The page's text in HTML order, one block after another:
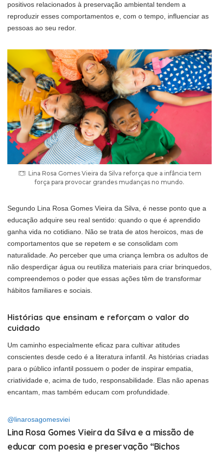
positivos relacionados à preservação ambiental tendem a
reproduzir esses comportamentos e, com o tempo, influenciar as
pessoas ao seu redor.
Lina Rosa Gomes Vieira da Silva reforça que a infância tem
força para provocar grandes mudanças no mundo.
Segundo Lina Rosa Gomes Vieira da Silva, é nesse ponto que a
educação adquire seu real sentido: quando o que é aprendido
ganha vida no cotidiano. Não se trata de atos heroicos, mas de
comportamentos que se repetem e se consolidam com
naturalidade. Ao perceber que uma criança lembra os adultos de
não desperdiçar água ou reutiliza materiais para criar brinquedos,
compreendemos o poder que essas ações têm de transformar
hábitos familiares e sociais.
Histórias que ensinam e reforçam o valor do
cuidado
Um caminho especialmente eficaz para cultivar atitudes
conscientes desde cedo é a literatura infantil. As histórias criadas
para o público infantil possuem o poder de inspirar empatia,
criatividade e, acima de tudo, responsabilidade. Elas não apenas
encantam, mas também educam com profundidade.
@linarosagomesviei
Lina Rosa Gomes Vieira da Silva e a missão de
educar com poesia e preservação “Bichos